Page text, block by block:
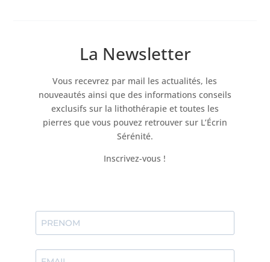
La Newsletter
Vous recevrez par mail les actualités, les
nouveautés ainsi que des informations conseils
exclusifs sur la lithothérapie et toutes les
pierres que vous pouvez retrouver sur L’Écrin
Sérénité.
Inscrivez-vous !